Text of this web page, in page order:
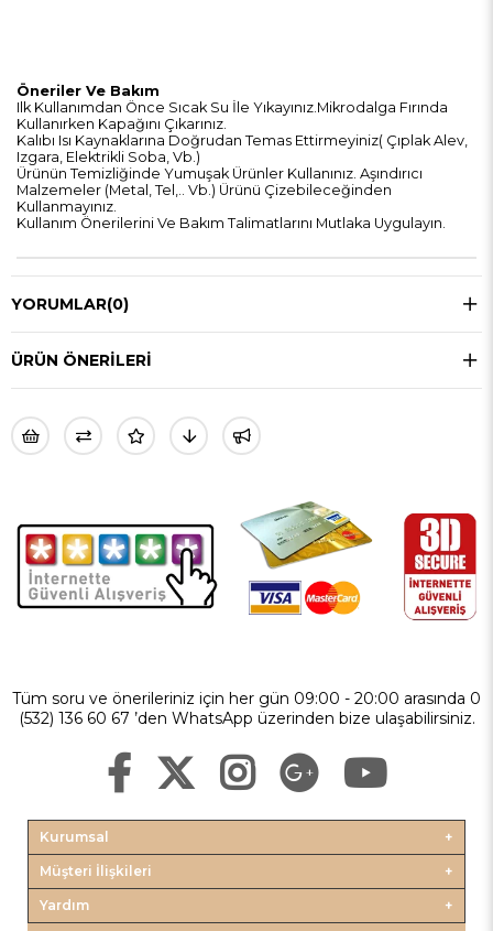
Öneriler Ve Bakım
Ilk Kullanımdan Önce Sıcak Su İle Yıkayınız.Mikrodalga Fırında
Kullanırken Kapağını Çıkarınız.
Kalıbı Isı Kaynaklarına Doğrudan Temas Ettirmeyiniz( Çıplak Alev,
Izgara, Elektrikli Soba, Vb.)
Ürünün Temizliğinde Yumuşak Ürünler Kullanınız. Aşındırıcı
Malzemeler (Metal, Tel,.. Vb.) Ürünü Çizebileceğinden
Kullanmayınız.
Kullanım Önerilerini Ve Bakım Talimatlarını Mutlaka Uygulayın.
YORUMLAR(0)
ÜRÜN ÖNERILERI
Tüm soru ve önerileriniz için her gün 09:00 - 20:00 arasında 0
(532) 136 60 67 ’den WhatsApp üzerinden bize ulaşabilirsiniz.
Kurumsal
Müşteri İlişkileri
Yardım